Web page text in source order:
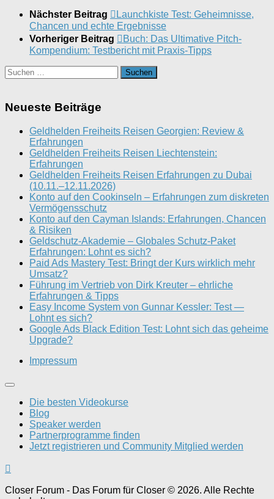
Nächster Beitrag
Launchkiste Test: Geheimnisse,
Chancen und echte Ergebnisse
Vorheriger Beitrag
Buch: Das Ultimative Pitch-
Kompendium: Testbericht mit Praxis-Tipps
Suchen
nach:
Neueste Beiträge
Geldhelden Freiheits Reisen Georgien: Review &
Erfahrungen
Geldhelden Freiheits Reisen Liechtenstein:
Erfahrungen
Geldhelden Freiheits Reisen Erfahrungen zu Dubai
(10.11.–12.11.2026)
Konto auf den Cookinseln – Erfahrungen zum diskreten
Vermögensschutz
Konto auf den Cayman Islands: Erfahrungen, Chancen
& Risiken
Geldschutz-Akademie – Globales Schutz-Paket
Erfahrungen: Lohnt es sich?
Paid Ads Mastery Test: Bringt der Kurs wirklich mehr
Umsatz?
Führung im Vertrieb von Dirk Kreuter – ehrliche
Erfahrungen & Tipps
Easy Income System von Gunnar Kessler: Test —
Lohnt es sich?
Google Ads Black Edition Test: Lohnt sich das geheime
Upgrade?
Impressum
Die besten Videokurse
Blog
Speaker werden
Partnerprogramme finden
Jetzt registrieren und Community Mitglied werden
Closer Forum - Das Forum für Closer © 2026. Alle Rechte